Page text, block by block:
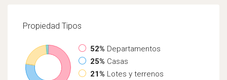
Propiedad Tipos
52% Departamentos
25% Casas
21% Lotes y terrenos